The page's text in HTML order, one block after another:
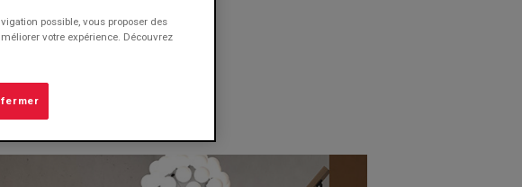
possible, vous proposer des
votre expérience. Découvrez